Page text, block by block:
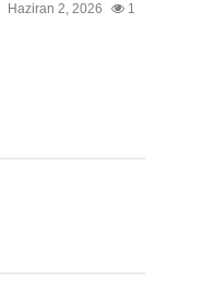
Haziran 2, 2026 1